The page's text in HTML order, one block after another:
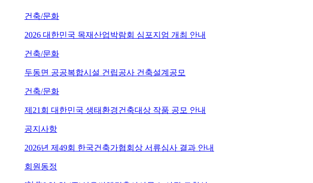
건축/문화
2026 대한민국 목재산업박람회 심포지엄 개최 안내
건축/문화
두동면 공공복합시설 건립공사 건축설계공모
건축/문화
제21회 대한민국 생태환경건축대상 작품 공모 안내
공지사항
2026년 제49회 한국건축가협회상 서류심사 결과 안내
회원동정